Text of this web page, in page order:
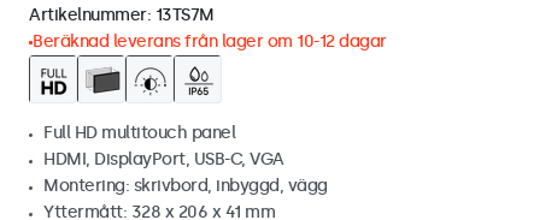
Artikelnummer: 13TS7M
Beräknad leverans från lager om 10-12 dagar
Full HD multitouch panel
HDMI, DisplayPort, USB-C, VGA
Montering: skrivbord, inbyggd, vägg
Yttermått: 328 x 206 x 41 mm